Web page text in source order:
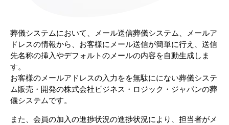
葬儀システムにおいて、メール送信葬儀システム、メールア
ドレスの情報から、お客様にメール送信が簡単に行え、送信
先名称の挿入やデフォルトのメールの内容を自動生成しま
す。
お客様のメールアドレスの入力をを無駄ににない葬儀システ
ム販売・開発の株式会社ビジネス・ロジック・ジャパンの葬
儀システムです。
また、会員の加入の進捗状況の進捗状況により、担当者がメ